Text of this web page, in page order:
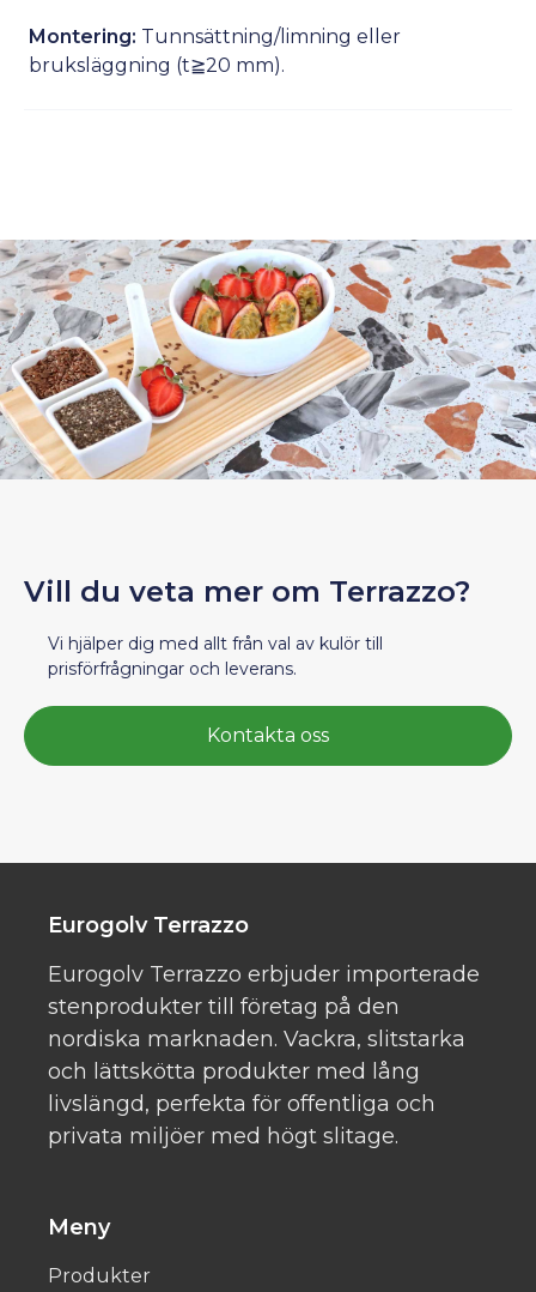
Montering: Tunnsättning/limning eller
bruksläggning (t≧20 mm).
Vill du veta mer om Terrazzo?
Vi hjälper dig med allt från val av kulör till
prisförfrågningar och leverans.
Kontakta oss
Eurogolv Terrazzo
Eurogolv Terrazzo erbjuder importerade
stenprodukter till företag på den
nordiska marknaden. Vackra, slitstarka
och lättskötta produkter med lång
livslängd, perfekta för offentliga och
privata miljöer med högt slitage.
Meny
Produkter